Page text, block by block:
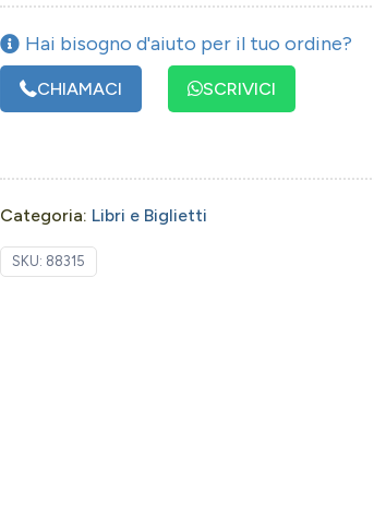
Hai bisogno d'aiuto per il tuo ordine?
CHIAMACI SCRIVICI
Categoria: Libri e Biglietti
SKU: 88315